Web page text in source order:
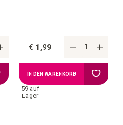
Zur
Wunschliste
€ 1,99
59 auf
Lager
IN DEN WARENKORB Zur